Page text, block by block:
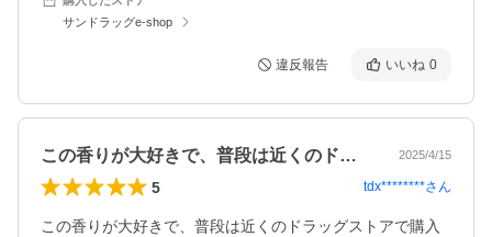
サンドラッグe-shop
違反報告 いいね 0
この香りが大好きで、普段は近くのドラッ… 2025/4/15
5 tdx********さん
この香りが大好きで、普段は近くのドラッグストアで購入